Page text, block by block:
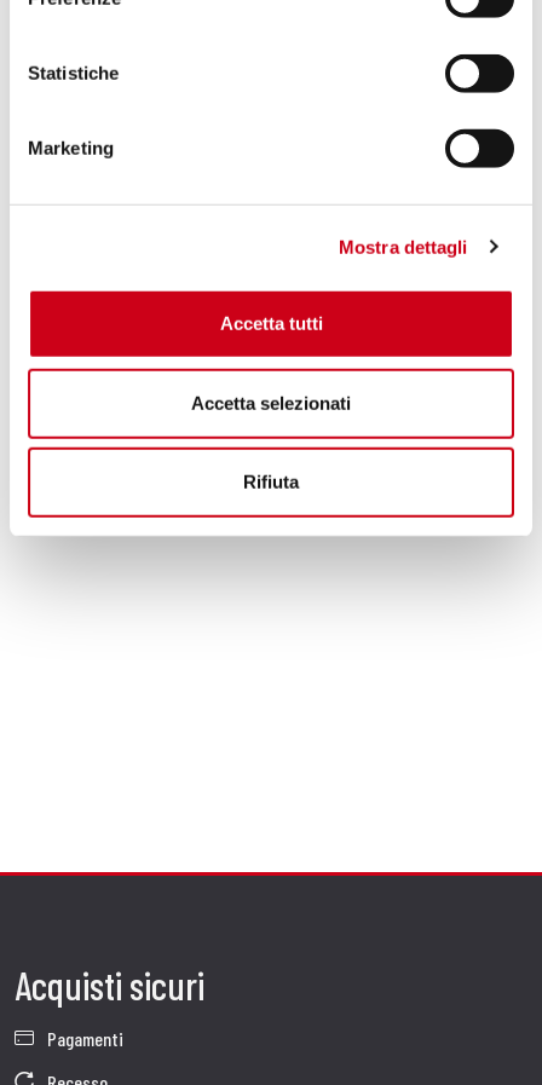
Statistiche
Marketing
Mostra dettagli
Accetta tutti
Accetta selezionati
Rifiuta
Acquisti sicuri
Pagamenti